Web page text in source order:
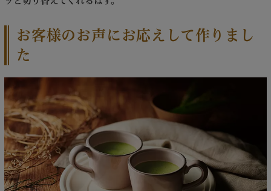
お客様のお声にお応えして作りまし
た